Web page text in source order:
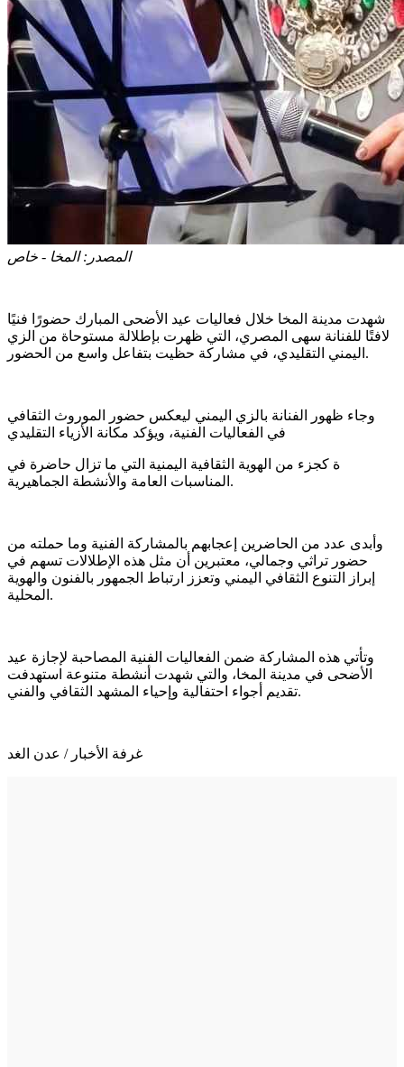
المصدر:المخا - خاص
شهدت مدينة المخا خلال فعاليات عيد الأضحى المبارك حضورًا فنيًا
لافتًا للفنانة سهى المصري، التي ظهرت بإطلالة مستوحاة من الزي
اليمني التقليدي، في مشاركة حظيت بتفاعل واسع من الحضور.
وجاء ظهور الفنانة بالزي اليمني ليعكس حضور الموروث الثقافي
في الفعاليات الفنية، ويؤكد مكانة الأزياء التقليدي
ة كجزء من الهوية الثقافية اليمنية التي ما تزال حاضرة في
المناسبات العامة والأنشطة الجماهيرية.
وأبدى عدد من الحاضرين إعجابهم بالمشاركة الفنية وما حملته من
حضور تراثي وجمالي، معتبرين أن مثل هذه الإطلالات تسهم في
إبراز التنوع الثقافي اليمني وتعزز ارتباط الجمهور بالفنون والهوية
المحلية.
وتأتي هذه المشاركة ضمن الفعاليات الفنية المصاحبة لإجازة عيد
الأضحى في مدينة المخا، والتي شهدت أنشطة متنوعة استهدفت
تقديم أجواء احتفالية وإحياء المشهد الثقافي والفني.
غرفة الأخبار / عدن الغد